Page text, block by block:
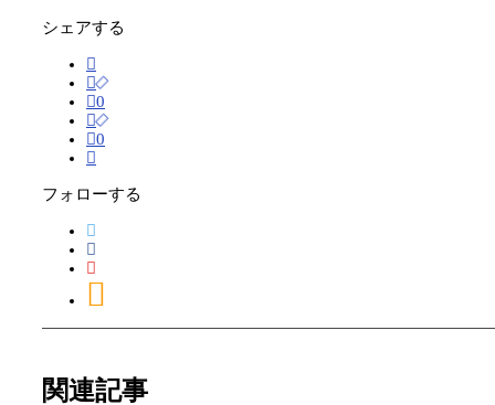
シェアする
0
0
フォローする
関連記事